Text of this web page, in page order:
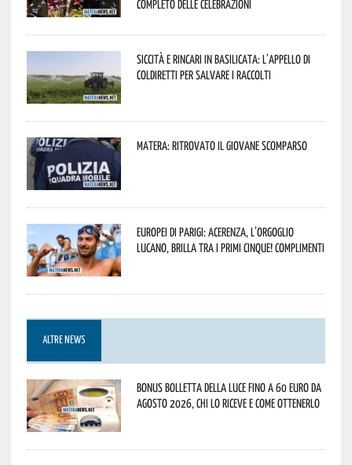
completo delle celebrazioni
Siccità e rincari in Basilicata: l’appello di
Coldiretti per salvare i raccolti
Matera: ritrovato il giovane scomparso
Europei di Parigi: Acerenza, l’orgoglio
lucano, brilla tra i primi cinque! Complimenti
ALTRE NEWS
Bonus bolletta della luce fino a 60 euro da
agosto 2026, chi lo riceve e come ottenerlo